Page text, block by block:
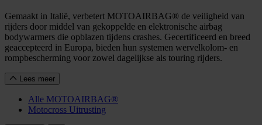
Gemaakt in Italië, verbetert MOTOAIRBAG® de veiligheid van
rijders door middel van gekoppelde en elektronische airbag
bodywarmers die opblazen tijdens crashes. Gecertificeerd en breed
geaccepteerd in Europa, bieden hun systemen wervelkolom- en
rompbescherming voor zowel dagelijkse als touring rijders.
Lees meer
Alle MOTOAIRBAG®
Motocross Uitrusting